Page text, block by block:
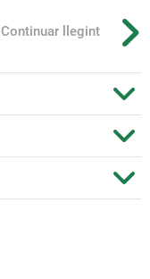
Continuar llegint